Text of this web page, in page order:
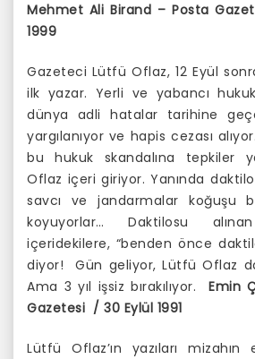
Mehmet Ali Birand – Posta
1999
Gazeteci Lütfü Oflaz, 12 Eyül
ilk yazar. Yerli ve yabancı
dünya adli hatalar tarihine
yargılanıyor ve hapis cezası
bu hukuk skandalına tepkiler
Oflaz içeri giriyor. Yanında
savcı ve jandarmalar koğuşu
koyuyorlar… Daktilosu
içeridekilere, “benden önce
diyor! Gün geliyor, Lütfü Oflaz
Ama 3 yıl işsiz bırakılıyor. Emin
Gazetesi / 30 Eylül 1991
Lütfü Oflaz’ın yazıları